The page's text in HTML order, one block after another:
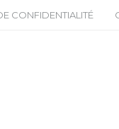
CONFIDENTIALITÉ